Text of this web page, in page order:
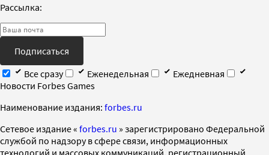
Рассылка:
Подписаться
Все сразу
Еженедельная
Ежедневная
Новости Forbes Games
Наименование издания: forbes.ru
Cетевое издание « forbes.ru » зарегистрировано Федеральной
службой по надзору в сфере связи, информационных
технологий и массовых коммуникаций, регистрационный